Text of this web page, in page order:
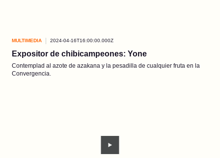
MULTIMEDIA 2024-04-16T16:00:00.000Z
Expositor de chibicampeones: Yone
Contemplad al azote de azakana y la pesadilla de cualquier fruta en la
Convergencia.